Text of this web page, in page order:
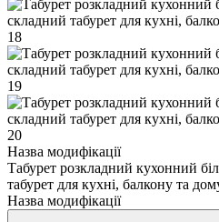
Назва модифікації
Табурет розкладний кухонний
табурет для кухні, балкону та
Назва модифікації